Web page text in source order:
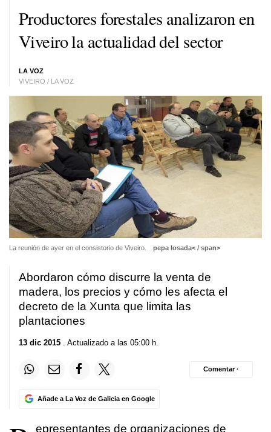
Productores forestales analizaron en
Viveiro la actualidad del sector
LA VOZ
VIVEIRO / LA VOZ
La reunión de ayer en el consistorio de Viveiro. pepa losada< / span>
Abordaron cómo discurre la venta de
madera, los precios y cómo les afecta el
decreto de la Xunta que limita las
plantaciones
13 dic 2015 . Actualizado a las 05:00 h.
Añade a La Voz de Galicia en Google
Comentar ·
epresentantes de organizaciones de